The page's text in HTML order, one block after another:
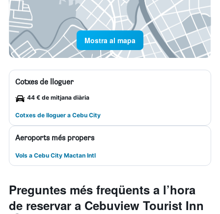
Mostra al mapa
Cotxes de lloguer
44 € de mitjana diària
Cotxes de lloguer a Cebu City
Aeroports més propers
Vols a Cebu City Mactan Intl
Preguntes més freqüents a l’hora
de reservar a Cebuview Tourist Inn